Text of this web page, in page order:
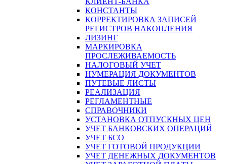
КОНСТАНТЫ
КОРРЕКТИРОВКА ЗАПИСЕЙ
РЕГИСТРОВ НАКОПЛЕНИЯ
ЛИЗИНГ
МАРКИРОВКА
ПРОСЛЕЖИВАЕМОСТЬ
НАЛОГОВЫЙ УЧЕТ
НУМЕРАЦИЯ ДОКУМЕНТОВ
ПУТЕВЫЕ ЛИСТЫ
РЕАЛИЗАЦИЯ
РЕГЛАМЕНТНЫЕ
СПРАВОЧНИКИ
УСТАНОВКА ОТПУСКНЫХ ЦЕН
УЧЕТ БАНКОВСКИХ ОПЕРАЦИЙ
УЧЕТ БСО
УЧЕТ ГОТОВОЙ ПРОДУКЦИИ
УЧЕТ ДЕНЕЖНЫХ ДОКУМЕНТОВ